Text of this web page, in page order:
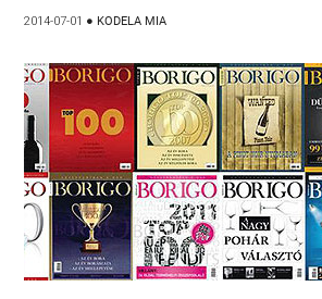
2014-07-01 ● KODELA MIA